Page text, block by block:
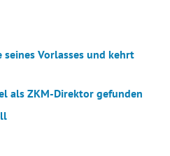
seines Vorlasses und kehrt
als ZKM-Direktor gefunden